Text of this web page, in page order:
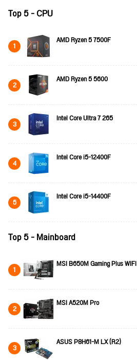
Top 5 - CPU
1 AMD Ryzen 5 7500F
2 AMD Ryzen 5 5600
3 Intel Core Ultra 7 265
4 Intel Core i5-12400F
5 Intel Core i5-14400F
Top 5 - Mainboard
1 MSI B650M Gaming Plus WIFI
2 MSI A520M Pro
3 ASUS P8H61-M LX (R2)